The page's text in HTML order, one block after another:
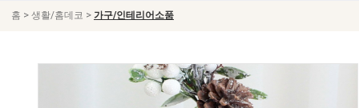
홈 > 생활/홈데코 > 가구/인테리어소품